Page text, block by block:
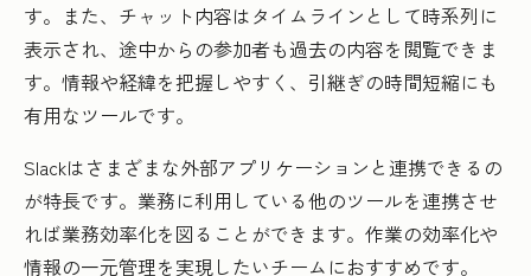
す。また、チャット内容はタイムラインとして時系列に
表示され、途中からの参加者も過去の内容を閲覧できま
す。情報や経緯を把握しやすく、引継ぎの時間短縮にも
有用なツールです。
Slackはさまざまな外部アプリケーションと連携できるの
が特長です。業務に利用している他のツールを連携させ
れば業務効率化を図ることができます。作業の効率化や
情報の一元管理を実現したいチームにおすすめです。